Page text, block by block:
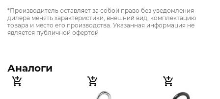
*Производитель оставляет за собой право без уведомления
дилера менять характеристики, внешний вид, комплектацию
товара и место его производства. Указанная информация не
является публичной офертой
Аналоги